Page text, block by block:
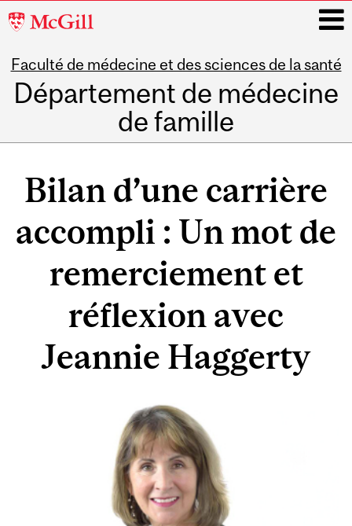
McGill
Faculté de médecine et des sciences de la santé
Département de médecine
de famille
navigation
Bilan d’une carrière
accompli : Un mot de
remerciement et
réflexion avec
Jeannie Haggerty